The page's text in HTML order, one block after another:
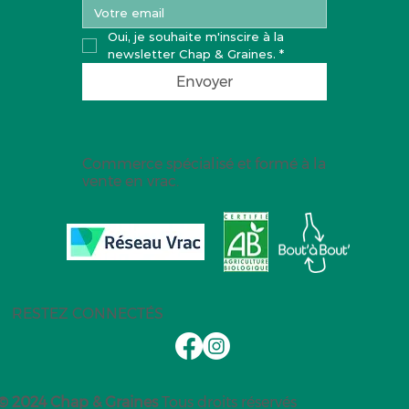
2024 Chap & GrainesTous droits réservés
Oui, je souhaite m'inscire à la
newsletter Chap & Graines. *
Envoyer
RESTEZ CONNECTÉS
Commerce spécialisé et formé à la
vente en vrac.